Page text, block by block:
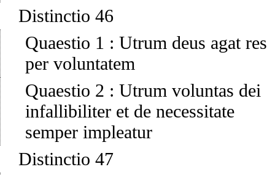
Distinctio 46
Quaestio 1 : Utrum deus agat res
per voluntatem
Quaestio 2 : Utrum voluntas dei
infallibiliter et de necessitate
semper impleatur
Distinctio 47